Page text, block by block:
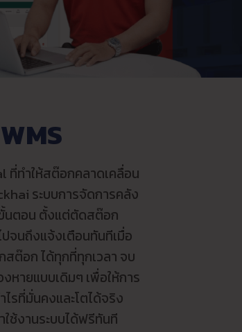
ที่ทำให้สต๊อกคลาดเคลื่อน
ระบบการจัดการคลัง
นตอน ตั้งแต่ตัดสต๊อก
จนถึงแจ้งเตือนทันทีเมื่อ
ต๊อก ได้ทุกที่ทุกเวลา จบ
หายแบบเดิมๆ เพื่อให้การ
รที่มั่นคงและโตได้จริง
ช้งานระบบได้ฟรีทันที